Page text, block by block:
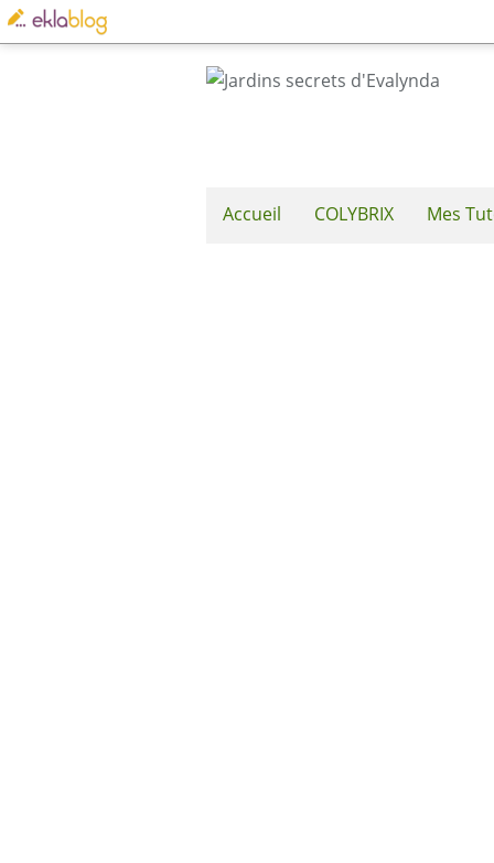
Accueil COLYBRIX Mes